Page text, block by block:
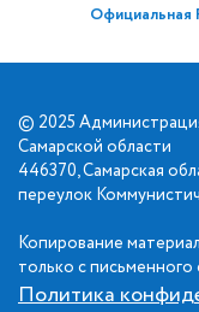
Официальная
© 2025
Самарской области
446370, Самарская
переулок
Копирование
только с
Политика